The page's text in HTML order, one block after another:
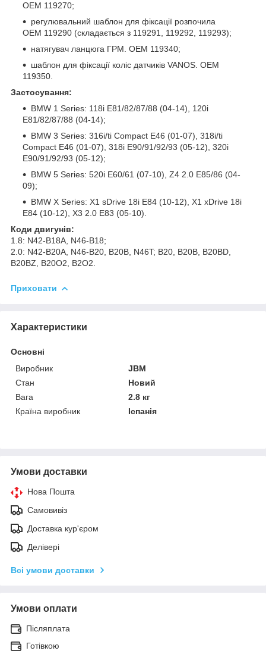
OEM 119270;
регулювальний шаблон для фіксації розпочила
OEM 119290 (складається з 119291, 119292, 119293);
натягувач ланцюга ГРМ. OEM 119340;
шаблон для фіксації коліс датчиків VANOS. OEM
119350.
Застосування:
BMW 1 Series: 118i E81/82/87/88 (04-14), 120i
E81/82/87/88 (04-14);
BMW 3 Series: 316i/ti Compact E46 (01-07), 318i/ti
Compact E46 (01-07), 318i E90/91/92/93 (05-12), 320i
E90/91/92/93 (05-12);
BMW 5 Series: 520i E60/61 (07-10), Z4 2.0 E85/86 (04-
09);
BMW X Series: X1 sDrive 18i E84 (10-12), X1 xDrive 18i
E84 (10-12), X3 2.0 E83 (05-10).
Коди двигунів:
1.8: N42-B18A, N46-B18;
2.0: N42-B20A, N46-B20, B20B, N46T; B20, B20B, B20BD,
B20BZ, B20O2, B2O2.
Приховати
Характеристики
Основні
Виробник
JBM
Стан
Новий
Вага
2.8 кг
Країна виробник
Іспанія
Умови доставки
Нова Пошта
Самовивіз
Доставка кур'єром
Делівері
Всі умови доставки
Умови оплати
Післяплата
Готівкою